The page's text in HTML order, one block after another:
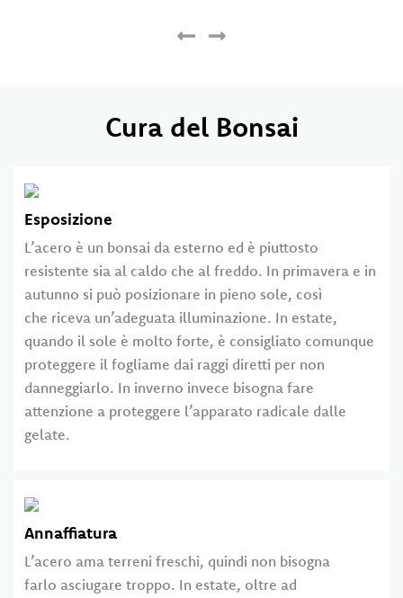
Cura del Bonsai
Esposizione
L’acero è un bonsai da esterno ed è piuttosto
resistente sia al caldo che al freddo. In primavera e in
autunno si può posizionare in pieno sole, così
che riceva un’adeguata illuminazione. In estate,
quando il sole è molto forte, è consigliato comunque
proteggere il fogliame dai raggi diretti per non
danneggiarlo. In inverno invece bisogna fare
attenzione a proteggere l’apparato radicale dalle
gelate.
Annaffiatura
L’acero ama terreni freschi, quindi non bisogna
farlo asciugare troppo. In estate, oltre ad